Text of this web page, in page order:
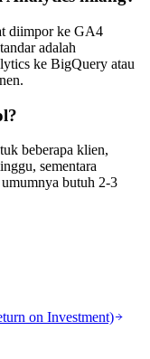
diimpor ke GA4
adalah
ke BigQuery atau
beberapa klien,
sementara
butuh 2-3
on Investment)